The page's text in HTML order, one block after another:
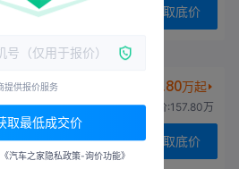
比 联系销售 获取底价
马力 国VI
157.80万起
指导价:157.80万
联系销售 获取底价
提供报价服务
取最低成交价
《汽车之家隐私政策-询价功能》